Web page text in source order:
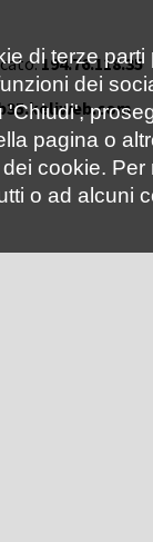
194.76.118.35
di terze
dei
'Chiudi',
pagina o
cookie.
o ad alcuni